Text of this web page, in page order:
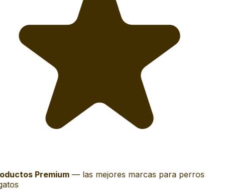
Premium—las mejores marcas para perros